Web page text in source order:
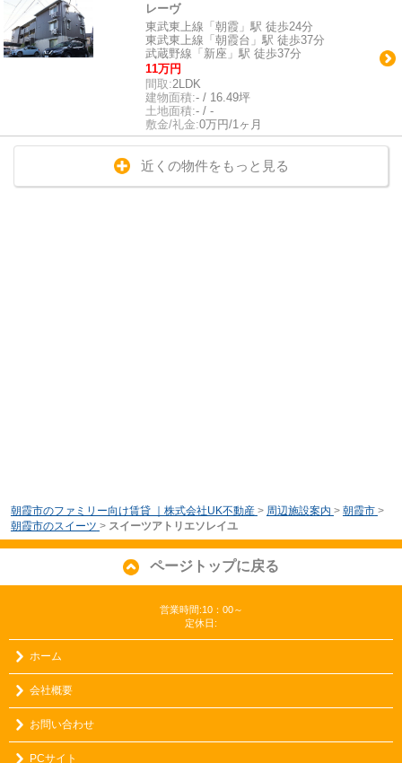
レーヴ
東武東上線「朝霞」駅 徒歩24分
東武東上線「朝霞台」駅 徒歩37分
武蔵野線「新座」駅 徒歩37分
11万円
間取:2LDK
建物面積:- / 16.49坪
土地面積:- / -
敷金/礼金:0万円/1ヶ月
近くの物件をもっと見る
朝霞市のファミリー向け賃貸 ｜株式会社UK不動産 > 周辺施設案内 > 朝霞市 >
朝霞市のスイーツ > スイーツアトリエソレイユ
ページトップに戻る
営業時間:10：00～
定休日:
ホーム
会社概要
お問い合わせ
PCサイト